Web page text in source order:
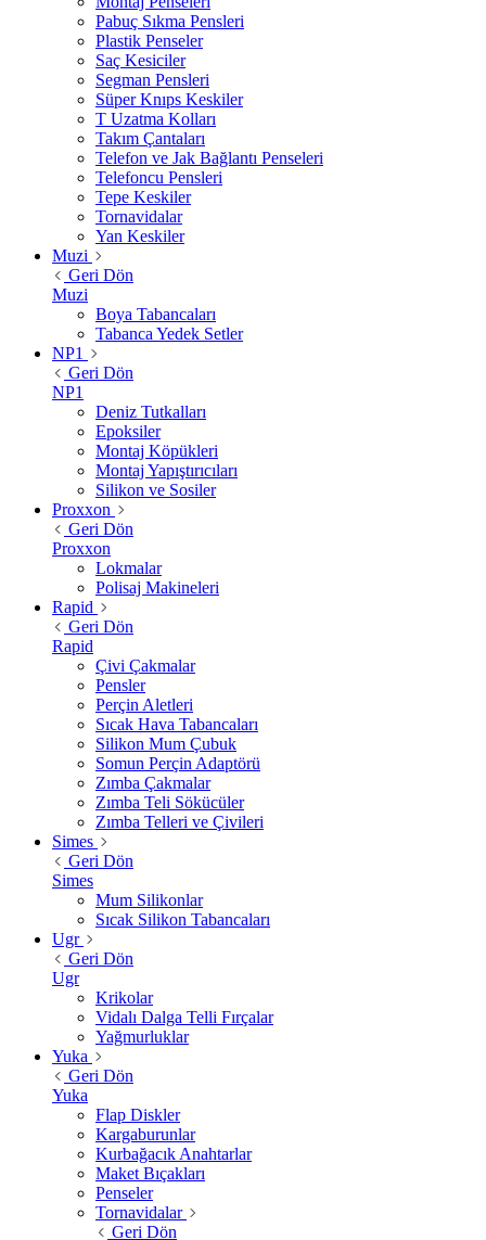
Pabuç Sıkma Pensleri
Plastik Penseler
Saç Kesiciler
Segman Pensleri
Süper Knıps Keskiler
T Uzatma Kolları
Takım Çantaları
Telefon ve Jak Bağlantı Penseleri
Telefoncu Pensleri
Tepe Keskiler
Tornavidalar
Yan Keskiler
Muzi
Geri Dön
Muzi
Boya Tabancaları
Tabanca Yedek Setler
NP1
Geri Dön
NP1
Deniz Tutkalları
Epoksiler
Montaj Köpükleri
Montaj Yapıştırıcıları
Silikon ve Sosiler
Proxxon
Geri Dön
Proxxon
Lokmalar
Polisaj Makineleri
Rapid
Geri Dön
Rapid
Çivi Çakmalar
Pensler
Perçin Aletleri
Sıcak Hava Tabancaları
Silikon Mum Çubuk
Somun Perçin Adaptörü
Zımba Çakmalar
Zımba Teli Sökücüler
Zımba Telleri ve Çivileri
Simes
Geri Dön
Simes
Mum Silikonlar
Sıcak Silikon Tabancaları
Ugr
Geri Dön
Ugr
Krikolar
Vidalı Dalga Telli Fırçalar
Yağmurluklar
Yuka
Geri Dön
Yuka
Flap Diskler
Kargaburunlar
Kurbağacık Anahtarlar
Maket Bıçakları
Penseler
Tornavidalar
Geri Dön